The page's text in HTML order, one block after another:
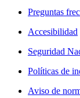
Preguntas
Accesibilidad
Seguridad
Políticas de
Aviso de